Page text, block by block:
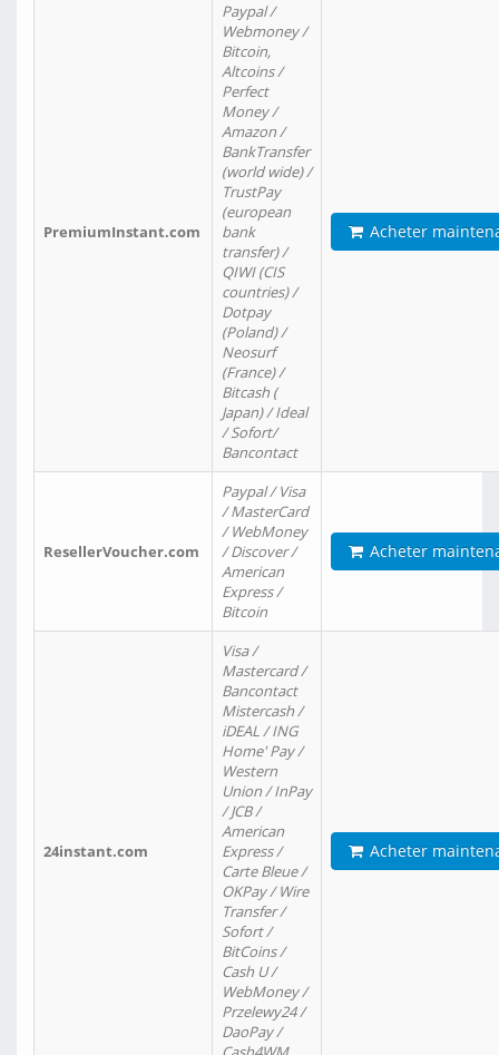
PremiumInstant.com
Paypal /
Webmoney /
Bitcoin,
Altcoins /
Perfect
Money /
Amazon /
BankTransfer
(world wide) /
TrustPay
(european
bank
transfer) /
QIWI (CIS
countries) /
Dotpay
(Poland) /
Neosurf
(France) /
Bitcash (
Japan) / Ideal
/ Sofort/
Bancontact
Acheter
ResellerVoucher.com
Paypal / Visa
/ MasterCard
/ WebMoney
/ Discover /
American
Express /
Bitcoin
Acheter
24instant.com
Visa /
Mastercard /
Bancontact
Mistercash /
iDEAL / ING
Home' Pay /
Western
Union / InPay
/ JCB /
American
Express /
Carte Bleue /
OKPay / Wire
Transfer /
Sofort /
BitCoins /
Cash U /
WebMoney /
Przelewy24 /
DaoPay /
Acheter